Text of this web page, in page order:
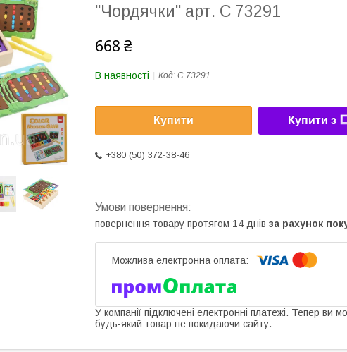
"Чордячки" арт. C 73291
668 ₴
В наявності Код: C 73291
Купити Купити з
+380 (50) 372-38-46
повернення товару протягом 14 днів за рахунок
У компанії підключені електронні платежі. Тепер ви
будь-який товар не покидаючи сайту.